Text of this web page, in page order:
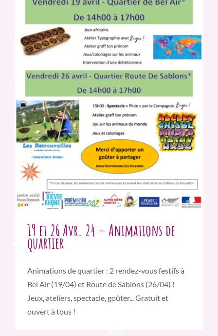
19 et 26 Avr. 24 – Animations de
quartier
Animations de quartier : 2 rendez-vous festifs à
Bel Air (19/04) et Route de Sablons (26/04) !
Jeux, ateliers, spectacle, goûter... Gratuit et
ouvert à tous !